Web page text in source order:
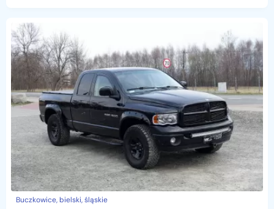
Buczkowice, bielski, śląskie